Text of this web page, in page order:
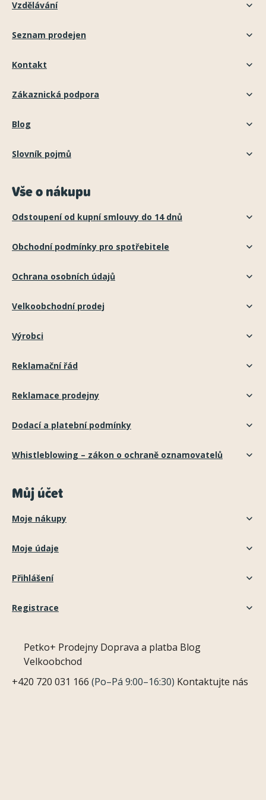
Vzdělávání
Seznam prodejen
Kontakt
Zákaznická podpora
Blog
Slovník pojmů
Vše o nákupu
Odstoupení od kupní smlouvy do 14 dnů
Obchodní podmínky pro spotřebitele
Ochrana osobních údajů
Velkoobchodní prodej
Výrobci
Reklamační řád
Reklamace prodejny
Dodací a platební podmínky
Whistleblowing – zákon o ochraně oznamovatelů
Můj účet
Moje nákupy
Moje údaje
Přihlášení
Registrace
Petko+ Prodejny Doprava a platba Blog
Velkoobchod
+420 720 031 166 (Po–Pá 9:00–16:30) Kontaktujte nás